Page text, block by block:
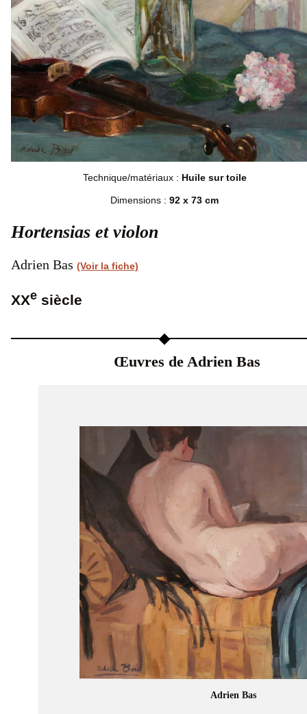
Technique/matériaux : Huile sur toile
Dimensions : 92 x 73 cm
Hortensias et violon
Adrien Bas (Voir la fiche)
XXe siècle
Œuvres de Adrien Bas
Adrien Bas